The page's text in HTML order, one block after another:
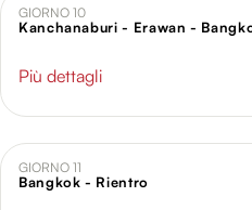
GIORNO 10
Kanchanaburi - Erawan -
Più dettagli
GIORNO 11
Bangkok - Rientro